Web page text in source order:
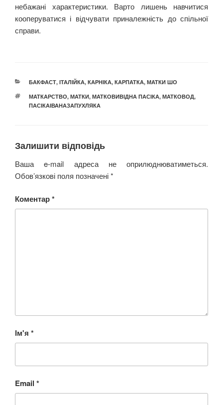
небажані характеристики. Варто лишень навчитися
кооперуватися і відчувати приналежність до спільної
справи.
КАТЕГОРІЇ
БАКФАСТ, ІТАЛІЙКА, КАРНІКА, КАРПАТКА, МАТКИ ШО
ПОЗНАЧКИ
МАТКАРСТВО, МАТКИ, МАТКОВИВІДНА ПАСІКА, МАТКОВОД,
ПАСІКАІВАНАЗАПУХЛЯКА
Залишити відповідь
Ваша e-mail адреса не оприлюднюватиметься.
Обов’язкові поля позначені*
Коментар*
Ім'я *
Email *